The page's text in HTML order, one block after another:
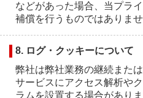
などがあった場合、当プラ
補償を行うものではありませ
8. ログ・クッキーについて
弊社は弊社業務の継続また
サービスにアクセス解析や
ラムを設置する場合がありま